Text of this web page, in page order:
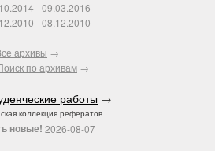
- 09.03.2016
- 08.12.2010
архивы →
по архивам →
работы →
коллекция рефератов
новые! 2026-08-07